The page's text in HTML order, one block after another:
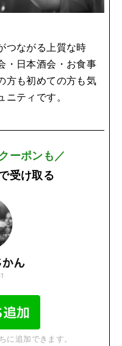
つながる上質な時
・日本酒会・お食事
方も初めての方も気
ティです。
ーポンも／
受け取る
に追加できます。